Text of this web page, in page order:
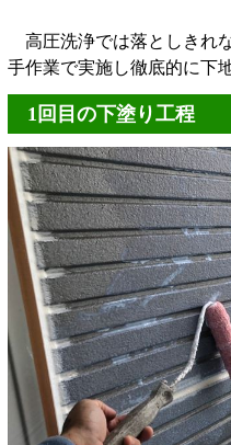
高圧洗浄では落としきれ
手作業で実施し徹底的に下
1回目の下塗り工程